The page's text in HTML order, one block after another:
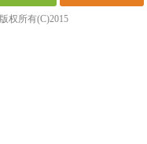
版权所有(C)2015